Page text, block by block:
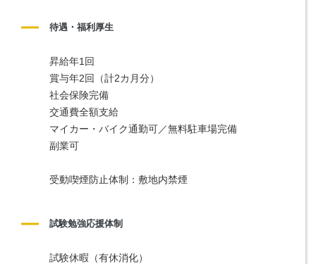
待遇・福利厚生
昇給年1回
賞与年2回（計2カ月分）
社会保険完備
交通費全額支給
マイカー・バイク通勤可／無料駐車場完備
副業可
受動喫煙防止体制：敷地内禁煙
試験勉強応援体制
試験休暇（有休消化）